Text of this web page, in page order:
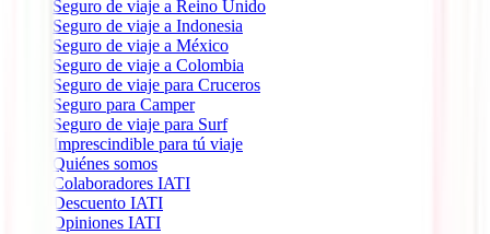
Seguro de viaje a Reino Unido
Seguro de viaje a Indonesia
Seguro de viaje a México
Seguro de viaje a Colombia
Seguro de viaje para Cruceros
Seguro para Camper
Seguro de viaje para Surf
Imprescindible para tú viaje
Quiénes somos
Colaboradores IATI
Descuento IATI
Opiniones IATI